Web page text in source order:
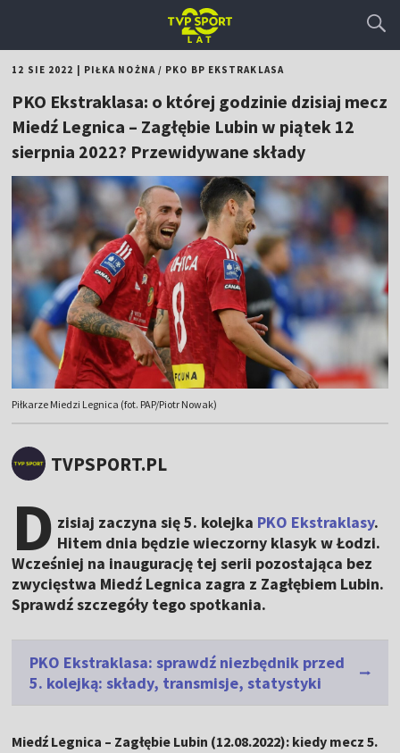
12 SIE 2022 PIŁKA NOŻNA/ PKO BP EKSTRAKLASA
PKO Ekstraklasa: o której godzinie dzisiaj mecz
Miedź Legnica – Zagłębie Lubin w piątek 12
sierpnia 2022? Przewidywane składy
Piłkarze Miedzi Legnica (fot. PAP/Piotr Nowak)
TVPSPORT.PL
D zisiaj zaczyna się 5. kolejka PKO Ekstraklasy.
Hitem dnia będzie wieczorny klasyk w Łodzi.
Wcześniej na inaugurację tej serii pozostająca bez
zwycięstwa Miedź Legnica zagra z Zagłębiem Lubin.
Sprawdź szczegóły tego spotkania.
PKO Ekstraklasa: sprawdź niezbędnik przed
5. kolejką: składy, transmisje, statystyki
Miedź Legnica – Zagłębie Lubin (12.08.2022): kiedy mecz 5.